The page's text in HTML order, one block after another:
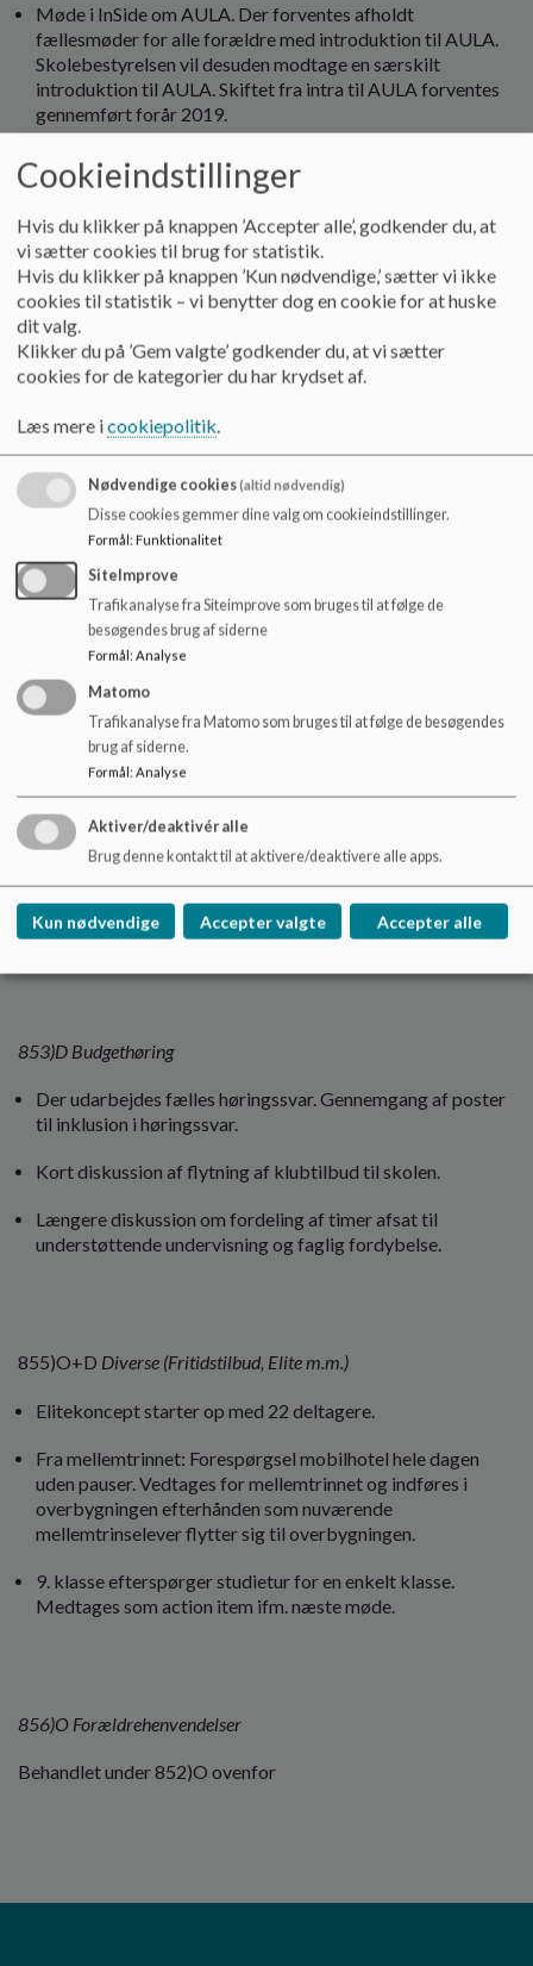
Møde i InSide om AULA. Der forventes afholdt
fællesmøder for alle forældre med introduktion til AULA.
Skolebestyrelsen vil desuden modtage en særskilt
introduktion til AULA. Skiftet fra intra til AULA forventes
gennemført forår 2019.
Kent spørger til opgørelsen af elevantal i skoleåret
2018/2019. Elevtallet lander på ca. 709 imod et estimeret
Fra SFO:
Grillfest er afholdt. Mange deltagere. God aften.
Legepladsen er stadig under renovering.
Deltagelse i bag for en sag i uge 41.
Fra formanden:
Opdatering på formandens deltagelse i forældremøder i 7.
og 0. klasse: Kritik af skoleboden. Ønske om bestilling via
intra eller andet centraliseret system. Tages op ifm.
diskussion af kostpolitik.
3A har skrevet, at de er kede af, at garderoberne er fjernet:
Der arbejdes på en løsning der kan godkendes af
brandmyndighederne.
Skolebestyrelsen har deltaget på forældremøde i 4. klasse og
specialklassen.
Fra elevrådet
853)D Budgethøring
Der udarbejdes fælles høringssvar. Gennemgang af poster
til inklusion i høringssvar.
Kort diskussion af flytning af klubtilbud til skolen.
Længere diskussion om fordeling af timer afsat til
understøttende undervisning og faglig fordybelse.
855)O+D Diverse (Fritidstilbud, Elite m.m.)
Elitekoncept starter op med 22 deltagere.
Fra mellemtrinnet: Forespørgsel mobilhotel hele dagen
uden pauser. Vedtages for mellemtrinnet og indføres i
overbygningen efterhånden som nuværende
mellemtrinselever flytter sig til overbygningen.
9. klasse efterspørger studietur for en enkelt klasse.
Medtages som action item ifm. næste møde.
856)O Forældrehenvendelser
Behandlet under 852)O ovenfor
Cookieindstillinger
Hvis du klikker på knappen ’Accepter alle’, godkender du, at
vi sætter cookies til brug for statistik.
Hvis du klikker på knappen ’Kun nødvendige,’ sætter vi ikke
cookies til statistik – vi benytter dog en cookie for at huske
dit valg.
Klikker du på ’Gem valgte’ godkender du, at vi sætter
cookies for de kategorier du har krydset af.
Læs mere icookiepolitik.
Nødvendige cookies(altid nødvendig)
Disse cookies gemmer dine valg om cookieindstillinger.
Formål: Funktionalitet
SiteImprove
Trafikanalyse fra Siteimprove som bruges til at følge de
besøgendes brug af siderne
Formål : Analyse
Matomo
Trafikanalyse fra Matomo som bruges til at følge de besøgendes
brug af siderne.
Formål: Analyse
Aktiver/deaktivér alle
Brug denne kontakt til at aktivere/deaktivere alle apps.
Kun nødvendige Accepter valgte Accepter alle